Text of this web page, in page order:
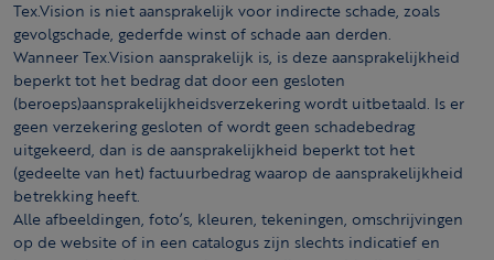
Tex.Vision is niet aansprakelijk voor indirecte schade, zoals
gevolgschade, gederfde winst of schade aan derden.
Wanneer Tex.Vision aansprakelijk is, is deze aansprakelijkheid
beperkt tot het bedrag dat door een gesloten
(beroeps)aansprakelijkheidsverzekering wordt uitbetaald. Is er
geen verzekering gesloten of wordt geen schadebedrag
uitgekeerd, dan is de aansprakelijkheid beperkt tot het
(gedeelte van het) factuurbedrag waarop de aansprakelijkheid
betrekking heeft.
Alle afbeeldingen, foto’s, kleuren, tekeningen, omschrijvingen
op de website of in een catalogus zijn slechts indicatief en